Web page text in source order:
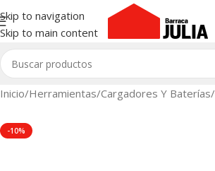
Skip to navigation
Skip to main content
Inicio/Herramientas/Cargadores Y Baterías/
-10%